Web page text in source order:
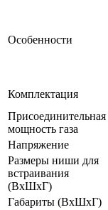
Особенности
Комплектация
Присоединительная
мощность газа
Напряжение
Размеры ниши для
встраивания
(ВхШхГ)
Габариты (ВхШхГ)